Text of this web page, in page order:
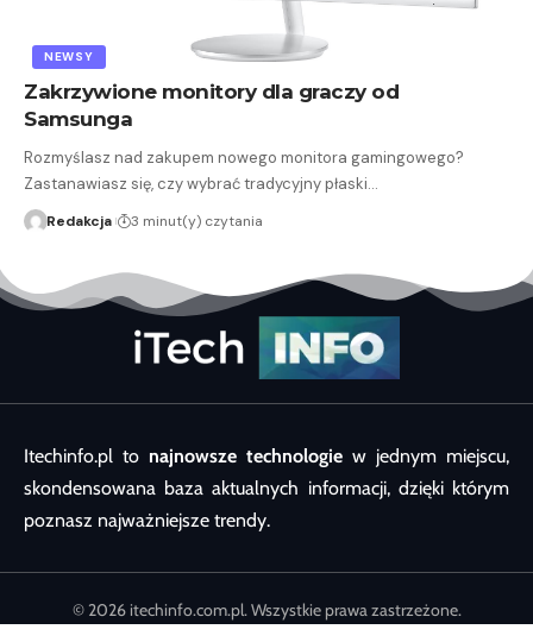
NEWSY
Zakrzywione monitory dla graczy od
Samsunga
Rozmyślasz nad zakupem nowego monitora gamingowego?
Zastanawiasz się, czy wybrać tradycyjny płaski…
Redakcja 3 minut(y) czytania
Itechinfo.pl to najnowsze technologie w jednym miejscu,
skondensowana baza aktualnych informacji, dzięki którym
poznasz najważniejsze trendy.
© 2026 itechinfo.com.pl. Wszystkie prawa zastrzeżone.